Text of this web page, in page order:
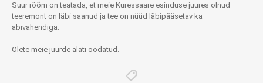
Suur rõõm on teatada, et meie Kuressaare esinduse juures olnud
teeremont on läbi saanud ja tee on nüüd läbipääsetav ka
abivahendiga.
Olete meie juurde alati oodatud.